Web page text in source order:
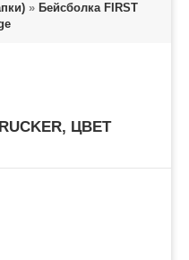
» Бейсболка FIRST
ЦВЕТ